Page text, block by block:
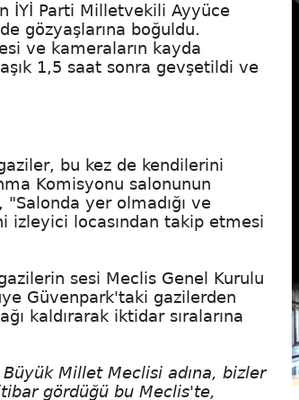
İYİ Parti Milletvekili Ayyüce
gözyaşlarına boğuldu.
ve kameraların kayda
1,5 saat sonra gevşetildi ve
bu kez de kendilerini
Komisyonu salonunun
"Salonda yer olmadığı ve
izleyici locasından takip etmesi
sesi Meclis Genel Kurulu
Güvenpark'taki gazilerden
kaldırarak iktidar sıralarına
Millet Meclisi adına, bizler
gördüğü bu Meclis'te,